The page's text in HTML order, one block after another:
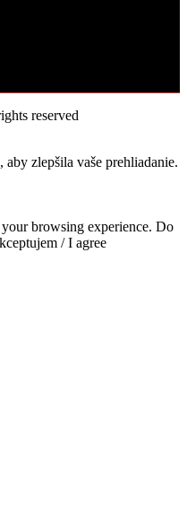
reserved
zlepšila vaše prehliadanie.
browsing experience. Do
/ I agree